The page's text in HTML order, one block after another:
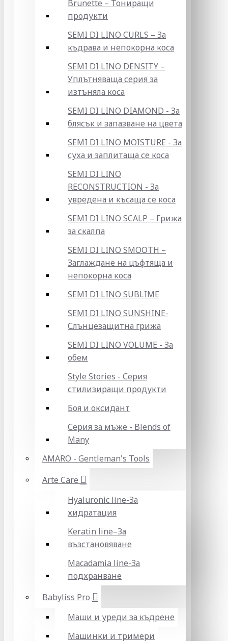
Brunette – Тониращи
продукти
SEMI DI LINO CURLS – За
къдрава и непокорна коса
SEMI DI LINO DENSITY –
Уплътняваща серия за
изтъняла коса
SEMI DI LINO DIAMOND - За
блясък и запазване на цвета
SEMI DI LINO MOISTURE - За
суха и заплитаща се коса
SEMI DI LINO
RECONSTRUCTION - За
увредена и късаща се коса
SEMI DI LINO SCALP – Грижа
за скалпа
SEMI DI LINO SMOOTH –
Заглаждане на цъфтяща и
непокорна коса
SEMI DI LINO SUBLIME
SEMI DI LINO SUNSHINE-
Слънцезащитна грижа
SEMI DI LINO VOLUME - За
обем
Style Stories - Серия
стилизиращи продукти
Боя и оксидант
Серия за мъже - Blends of
Many
AMARO - Gentleman's Tools
Arte Care
Hyaluronic line-За
хидратация
Keratin line–За
възстановяване
Macadamia line-За
подхранване
Babyliss Pro
Маши и уреди за къдрене
Машинки и тримери